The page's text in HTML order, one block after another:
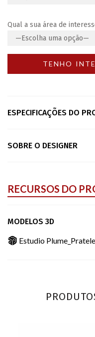
Qual a sua área de
ESPECIFICAÇÕES DO
SOBRE O DESIGNER
RECURSOS DO
MODELOS 3D
Estudio